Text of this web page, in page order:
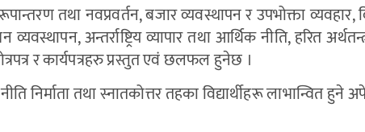
तथा नवप्रवर्तन, बजार व्यवस्थापन र उपभोक्ता व्यवहार,
अन्तर्राष्ट्रिय व्यापार तथा आर्थिक नीति, हरित
र कार्यपत्रहरु प्रस्तुत एवं छलफल हुनेछ ।
निर्माता तथा स्नातकोत्तर तहका विद्यार्थीहरू लाभान्वित हुने